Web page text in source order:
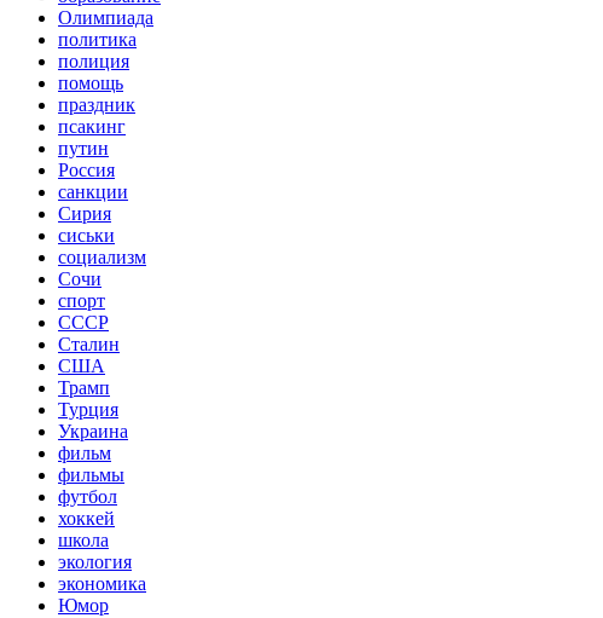
Олимпиада
политика
полиция
помощь
праздник
псакинг
путин
Россия
санкции
Сирия
сиськи
социализм
Сочи
спорт
СССР
Сталин
США
Трамп
Турция
Украина
фильм
фильмы
футбол
хоккей
школа
экология
экономика
Юмор